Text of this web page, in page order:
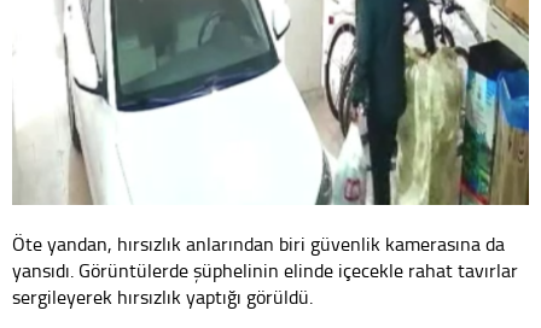
Öte yandan, hırsızlık anlarından biri güvenlik kamerasına da
yansıdı. Görüntülerde şüphelinin elinde içecekle rahat tavırlar
sergileyerek hırsızlık yaptığı görüldü.